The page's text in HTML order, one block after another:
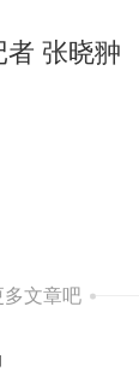
者 张晓翀
文章吧